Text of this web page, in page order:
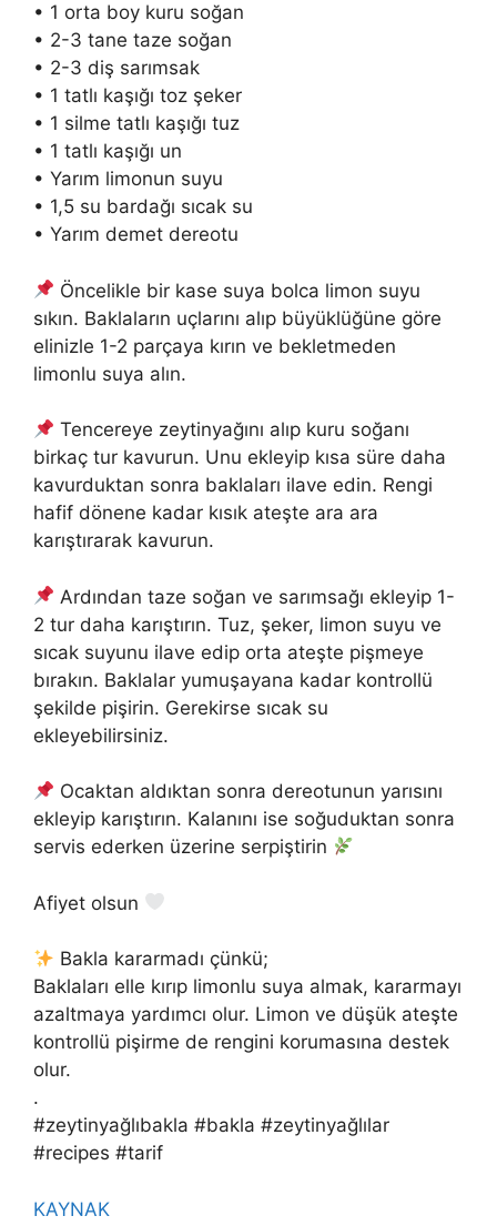
• 1 orta boy kuru soğan
• 2-3 tane taze soğan
• 2-3 diş sarımsak
• 1 tatlı kaşığı toz şeker
• 1 silme tatlı kaşığı tuz
• 1 tatlı kaşığı un
• Yarım limonun suyu
• 1,5 su bardağı sıcak su
• Yarım demet dereotu
Öncelikle bir kase suya bolca limon suyu
sıkın. Baklaların uçlarını alıp büyüklüğüne göre
elinizle 1-2 parçaya kırın ve bekletmeden
limonlu suya alın.
Tencereye zeytinyağını alıp kuru soğanı
birkaç tur kavurun. Unu ekleyip kısa süre daha
kavurduktan sonra baklaları ilave edin. Rengi
hafif dönene kadar kısık ateşte ara ara
karıştırarak kavurun.
Ardından taze soğan ve sarımsağı ekleyip 1-
2 tur daha karıştırın. Tuz, şeker, limon suyu ve
sıcak suyunu ilave edip orta ateşte pişmeye
bırakın. Baklalar yumuşayana kadar kontrollü
şekilde pişirin. Gerekirse sıcak su
ekleyebilirsiniz.
Ocaktan aldıktan sonra dereotunun yarısını
ekleyip karıştırın. Kalanını ise soğuduktan sonra
servis ederken üzerine serpiştirin
Afiyet olsun
Bakla kararmadı çünkü;
Baklaları elle kırıp limonlu suya almak, kararmayı
azaltmaya yardımcı olur. Limon ve düşük ateşte
kontrollü pişirme de rengini korumasına destek
olur.
.
#zeytinyağlıbakla #bakla #zeytinyağlılar
#recipes #tarif
KAYNAK